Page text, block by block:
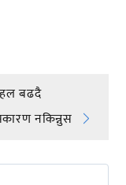
बढदै
नकिन्नुस